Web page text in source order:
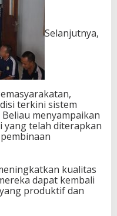
Selanjutnya,
terkini sistem
menyampaikan
yang telah diterapkan
kualitas
dapat kembali
produktif dan